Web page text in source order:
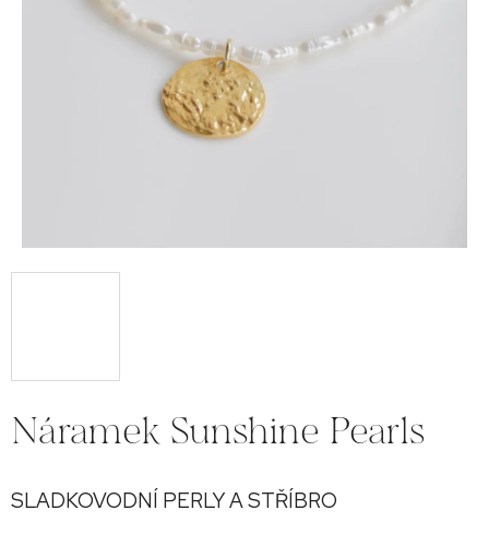
SLADKOVODNÍ PERLY A STŘÍBRO
Náramek Sunshine Pearls